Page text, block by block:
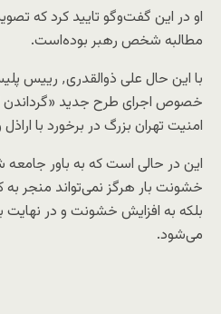
او در این گفت‌وگو تایید کرد که
مطالبه شخص رهبر بوده‌است.
خصوص اجرای طرح جدید «گرداندن
امنیت تهران بزرگ در برخورد با
این در حالی است که به باور
خشونت بار هرگز نمی‌تواند منجر
بلکه به افزایش خشونت و در نهایت
می‌شود.